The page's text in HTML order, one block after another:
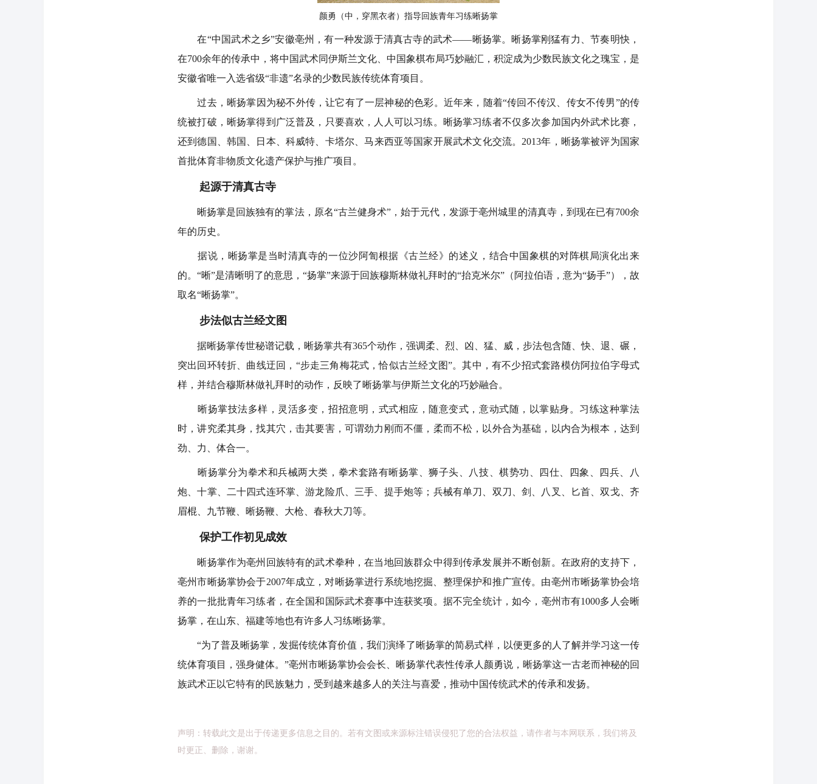
颜勇（中，穿黑衣者）指导回族青年习练晰扬掌
在“中国武术之乡”安徽亳州，有一种发源于清真古寺的武术——晰扬掌。晰扬掌刚猛有力、节奏明快，
在700余年的传承中，将中国武术同伊斯兰文化、中国象棋布局巧妙融汇，积淀成为少数民族文化之瑰宝，是
安徽省唯一入选省级“非遗”名录的少数民族传统体育项目。
过去，晰扬掌因为秘不外传，让它有了一层神秘的色彩。近年来，随着“传回不传汉、传女不传男”的传
统被打破，晰扬掌得到广泛普及，只要喜欢，人人可以习练。晰扬掌习练者不仅多次参加国内外武术比赛，
还到德国、韩国、日本、科威特、卡塔尔、马来西亚等国家开展武术文化交流。2013年，晰扬掌被评为国家
首批体育非物质文化遗产保护与推广项目。
起源于清真古寺
晰扬掌是回族独有的掌法，原名“古兰健身术”，始于元代，发源于亳州城里的清真寺，到现在已有700余
年的历史。
据说，晰扬掌是当时清真寺的一位沙阿訇根据《古兰经》的述义，结合中国象棋的对阵棋局演化出来
的。“晰”是清晰明了的意思，“扬掌”来源于回族穆斯林做礼拜时的“抬克米尔”（阿拉伯语，意为“扬手”），故
取名“晰扬掌”。
步法似古兰经文图
据晰扬掌传世秘谱记载，晰扬掌共有365个动作，强调柔、烈、凶、猛、威，步法包含随、快、退、碾，
突出回环转折、曲线迂回，“步走三角梅花式，恰似古兰经文图”。其中，有不少招式套路模仿阿拉伯字母式
样，并结合穆斯林做礼拜时的动作，反映了晰扬掌与伊斯兰文化的巧妙融合。
晰扬掌技法多样，灵活多变，招招意明，式式相应，随意变式，意动式随，以掌贴身。习练这种掌法
时，讲究柔其身，找其穴，击其要害，可谓劲力刚而不僵，柔而不松，以外合为基础，以内合为根本，达到
劲、力、体合一。
晰扬掌分为拳术和兵械两大类，拳术套路有晰扬掌、狮子头、八技、棋势功、四仕、四象、四兵、八
炮、十掌、二十四式连环掌、游龙险爪、三手、提手炮等；兵械有单刀、双刀、剑、八叉、匕首、双戈、齐
眉棍、九节鞭、晰扬鞭、大枪、春秋大刀等。
保护工作初见成效
晰扬掌作为亳州回族特有的武术拳种，在当地回族群众中得到传承发展并不断创新。在政府的支持下，
亳州市晰扬掌协会于2007年成立，对晰扬掌进行系统地挖掘、整理保护和推广宣传。由亳州市晰扬掌协会培
养的一批批青年习练者，在全国和国际武术赛事中连获奖项。据不完全统计，如今，亳州市有1000多人会晰
扬掌，在山东、福建等地也有许多人习练晰扬掌。
“为了普及晰扬掌，发掘传统体育价值，我们演绎了晰扬掌的简易式样，以便更多的人了解并学习这一传
统体育项目，强身健体。”亳州市晰扬掌协会会长、晰扬掌代表性传承人颜勇说，晰扬掌这一古老而神秘的回
族武术正以它特有的民族魅力，受到越来越多人的关注与喜爱，推动中国传统武术的传承和发扬。
声明：转载此文是出于传递更多信息之目的。若有文图或来源标注错误侵犯了您的合法权益，请作者与本网联系，我们将及
时更正、删除，谢谢。